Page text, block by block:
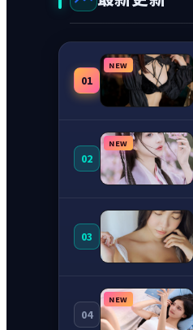
01
NEW
02
NEW
03
04
NEW